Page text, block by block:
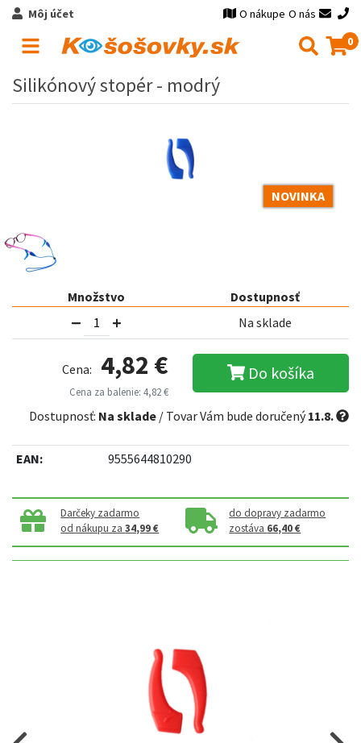
Môj účet O nákupe O nás
0
Silikónový stopér - modrý
NOVINKA
Množstvo
Dostupnosť
Na sklade
Cena: 4,82 €
Cena za balenie: 4,82 €
Do košíka
Dostupnosť: Na sklade / Tovar Vám bude doručený11.8.
EAN: 9555644810290
Darčeky zadarmo
od nákupu za34,99 €
do dopravy zadarmo
zostáva 66,40 €